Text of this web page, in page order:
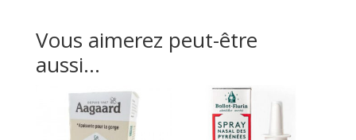
Vous aimerez peut-être
aussi…